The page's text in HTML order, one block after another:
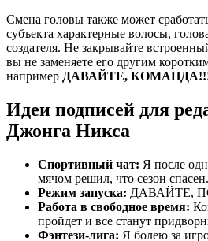
Смена головы также может
субъекта характерные волосы,
создателя. Не закрывайте
вы не заменяете его другим
например ДАВАЙТЕ,
Идеи подписей для
Джонга Никса
Спортивный чат: Я после
мячом решил, что сезон спасен.
Режим запуска: ДАВАЙТЕ,
Работа в свободное время:
пройдет и все станут
Фэнтези-лига: Я болею за